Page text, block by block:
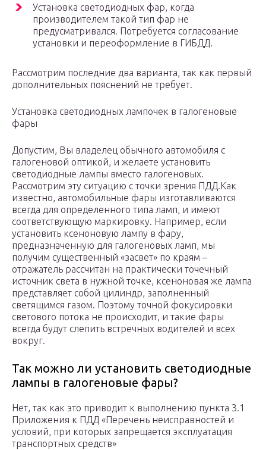
Установка светодиодных фар, когда
производителем такой тип фар не
предусматривался. Потребуется согласование
установки и переоформление в ГИБДД.
Рассмотрим последние два варианта, так как первый
дополнительных пояснений не требует.
Установка светодиодных лампочек в галогеновые
фары
Допустим, Вы владелец обычного автомобиля с
галогеновой оптикой, и желаете установить
светодиодные лампы вместо галогеновых.
Рассмотрим эту ситуацию с точки зрения ПДД.Как
известно, автомобильные фары изготавливаются
всегда для определенного типа ламп, и имеют
соответствующую маркировку. Например, если
установить ксеноновую лампу в фару,
предназначенную для галогеновых ламп, мы
получим существенный «засвет» по краям –
отражатель рассчитан на практически точечный
источник света в нужной точке, ксеноновая же лампа
представляет собой цилиндр, заполненный
светящимся газом. Поэтому точной фокусировки
светового потока не происходит, и такие фары
всегда будут слепить встречных водителей и всех
вокруг.
Так можно ли установить светодиодные
лампы в галогеновые фары?
Нет, так как это приводит к выполнению пункта 3.1
Приложения к ПДД «Перечень неисправностей и
условий, при которых запрещается эксплуатация
транспортных средств»